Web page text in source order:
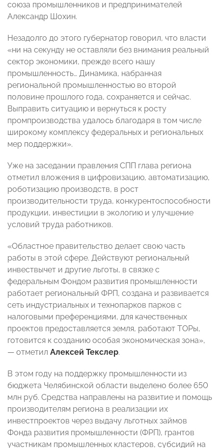
союза промышленников и предпринимателей
Александр Шохин.
Незадолго до этого губернатор говорил, что власти
«ни на секунду не оставляли без внимания реальный
сектор экономики, прежде всего нашу
промышленность… Динамика, набранная
региональной промышленностью во второй
половине прошлого года, сохраняется и сейчас.
Выправить ситуацию и вернуться к росту
промпроизводства удалось благодаря в том числе
широкому комплексу федеральных и региональных
мер поддержки».
Уже на заседании правления СПП глава региона
отметил вложения в цифровизацию, автоматизацию,
роботизацию производств, в рост
производительности труда, конкурентоспособности
продукции, инвестиции в экологию и улучшение
условий труда работников.
«Областное правительство делает свою часть
работы в этой сфере. Действуют региональный
инвествычет и другие льготы, в связке с
федеральным Фондом развития промышленности
работает региональный ФРП, создана и развивается
сеть индустриальных и технопарков парков с
налоговыми преференциями, для качественных
проектов предоставляется земля, работают ТОРы,
готовится к созданию особая экономическая зона»,
— отметил Алексей Текслер.
В этом году на поддержку промышленности из
бюджета Челябинской области выделено более 650
млн руб. Средства направлены на развитие и помощь
производителям региона в реализации их
инвестпроектов через выдачу льготных займов
Фонда развития промышленности (ФРП), грантов
участникам промышленных кластеров, субсидий на